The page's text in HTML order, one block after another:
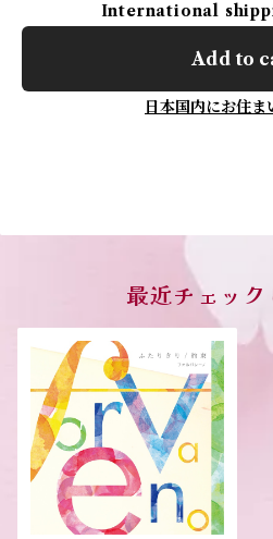
International
Add to
日本国内にお住ま
最近チェッ